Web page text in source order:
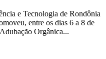
e Tecnologia de Rondônia
entre os dias 6 a 8 de
Orgânica...